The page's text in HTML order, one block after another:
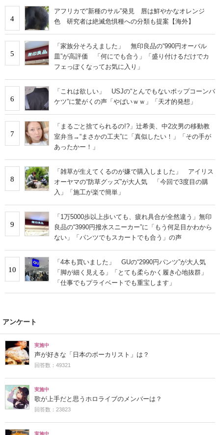
4
アフリカで“新種のサル”発見 唇は鮮やかなオレンジ
色 研究者は絶滅危惧種への分類も提案【海外】
5
「家族分そろえました」 無印良品の“990円オーバル
皿”が高評価 「何にでも合う」「盛り付けるだけでカ
フェっぽくなってお気に入り」
6
「これは欲しい」 USJの“とんでもないポップコーンバ
ケツ”に驚がくの声「やばいｗｗ」「天才的発想」
7
「まるごと捨てられるの!?」辻希美、中2次男の移動教
室弁当→“まさかの工夫”に「真似したい！」「その手が
あったかー！」
8
「雑草が生えてくるのが嫌で購入しました」 アイリス
オーヤマの“防草グッズ”が大人気 「今回で3度目の購
入」「施工が楽で簡単」
9
「1万5000歩以上歩いても、疲れ具合が全然違う」無印
良品の“3990円撥水スニーカー”に「もう何足目かわから
ない」「パンツでもスカートでも合う」の声
10
「4本も買いました」 GUの“2990円パンツ”が大人気
「脚が細く見える」「とても柔らかく履き心地抜群」
「仕事でもプライベートでも重宝します」
アンケート
実施中
声が好きな「日本のボーカリスト」は？
回答数：49321
実施中
歌が上手だと思うホロライブのメンバーは？
回答数：23823
実施中